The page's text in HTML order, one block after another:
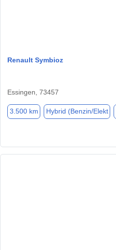
Renault Symbioz
Essingen, 73457
3.500 km Hybrid (Benzin/Elekt